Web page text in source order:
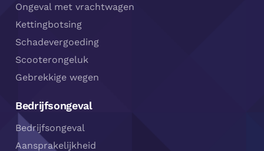
Ongeval met vrachtwagen
Kettingbotsing
Schadevergoeding
Scooterongeluk
Gebrekkige wegen
Bedrijfsongeval
Bedrijfsongeval
Aansprakelijkheid